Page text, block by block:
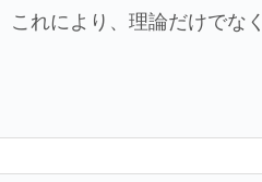
これにより、理論だけでな